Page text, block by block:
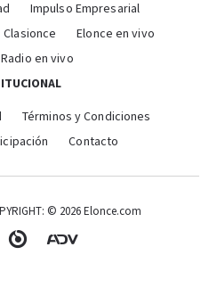
Impulso Empresarial
Clasionce
Elonce en vivo
en vivo
Términos y Condiciones
Contacto
© 2026 Elonce.com